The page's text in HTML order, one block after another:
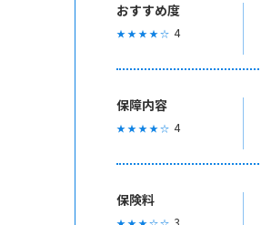
おすすめ度
★ ★ ★ ★ ☆ 4
保障内容
★ ★ ★ ★ ☆ 4
保険料
3